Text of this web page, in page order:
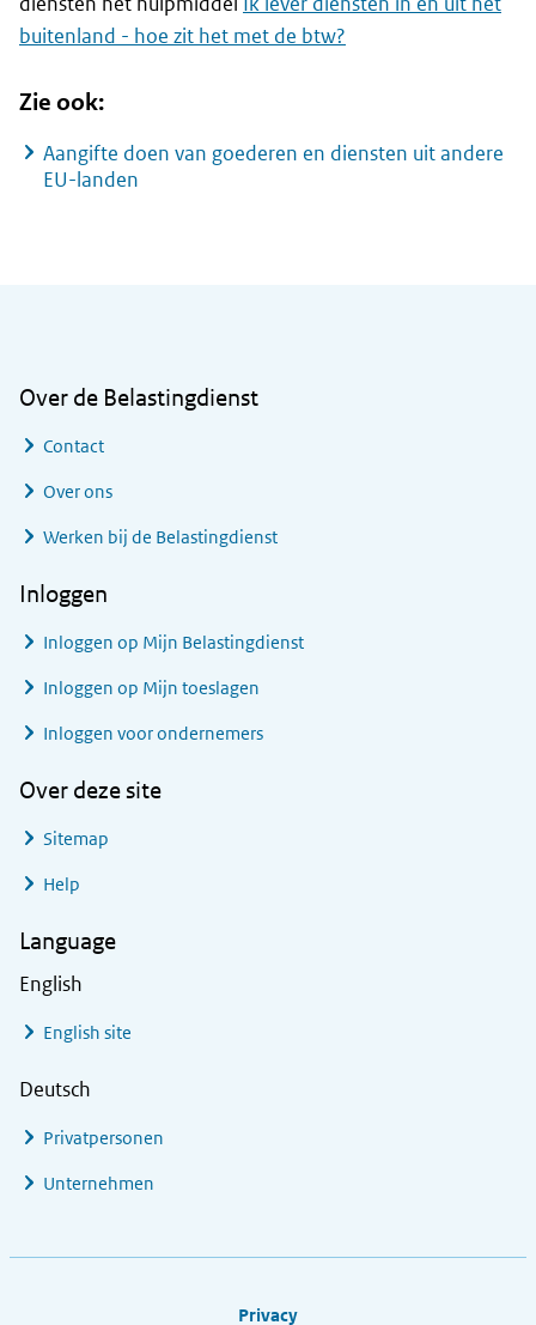
buitenland - hoe zit het met de btw?
Zie ook:
Aangifte doen van goederen en diensten uit andere
EU-landen
Over de Belastingdienst
Contact
Over ons
Werken bij de Belastingdienst
Inloggen
Inloggen op Mijn Belastingdienst
Inloggen op Mijn toeslagen
Inloggen voor ondernemers
Over deze site
Sitemap
Help
Language
English
English site
Deutsch
Privatpersonen
Unternehmen
Privacy